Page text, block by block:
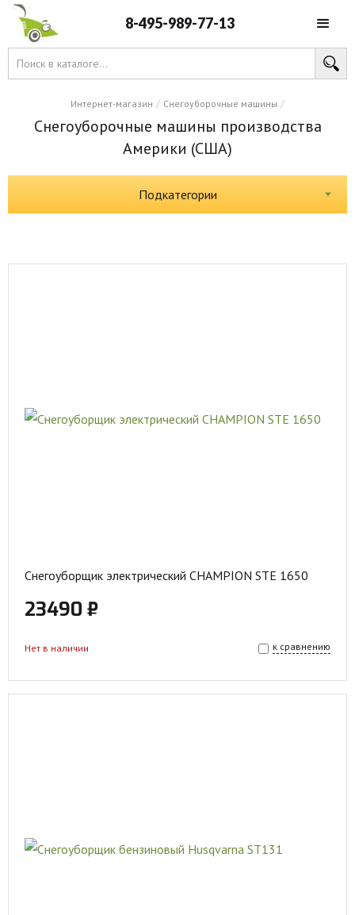
8-495-989-77-13
Интернет-магазин / Снегоуборочные машины /
Снегоуборочные машины производства
Америки (США)
Подкатегории
Снегоуборщик электрический CHAMPION STE 1650
23490 ₽
к сравнению
Нет в наличии